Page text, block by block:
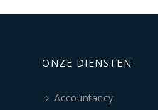
ONZE DIENSTEN
Accountancy